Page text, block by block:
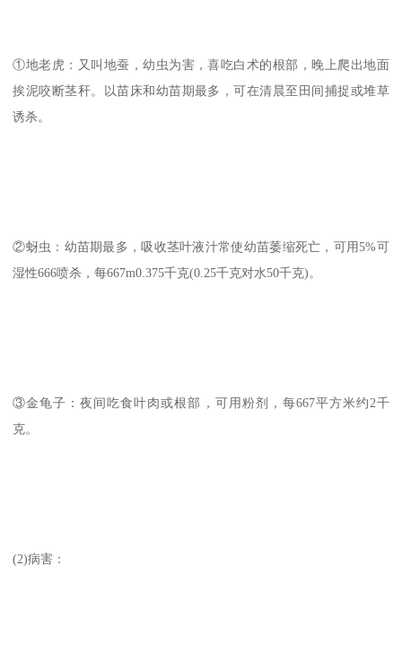
①地老虎：又叫地蚕，幼虫为害，喜吃白术的根部，晚上爬出地面
挨泥咬断茎秆。以苗床和幼苗期最多，可在清晨至田间捕捉或堆草
诱杀。
②蚜虫：幼苗期最多，吸收茎叶液汁常使幼苗萎缩死亡，可用5%可
湿性666喷杀，每667m0.375千克(0.25千克对水50千克)。
③金龟子：夜间吃食叶肉或根部，可用粉剂，每667平方米约2千
克。
(2)病害：